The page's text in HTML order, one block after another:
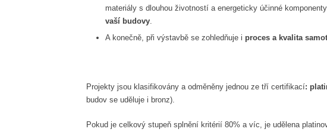
materiály s dlouhou životností a energeticky účinné
vaší budovy
A konečně, při výstavbě se zohledňuje i proces a kvalita
Projekty jsou klasifikovány a odměněny jednou ze tří certifikací:
budov se uděluje i bronz).
Pokud je celkový stupeň splnění kritérií 80% a víc, je udělena